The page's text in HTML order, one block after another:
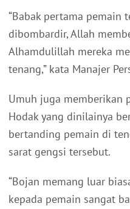
“Babak pertama pemain
dibombardir, Allah
Alhamdulillah mereka
tenang,” kata Manajer
Umuh juga memberikan
Hodak yang dinilainya
bertanding pemain di
sarat gengsi tersebut.
“Bojan memang luar
kepada pemain sangat